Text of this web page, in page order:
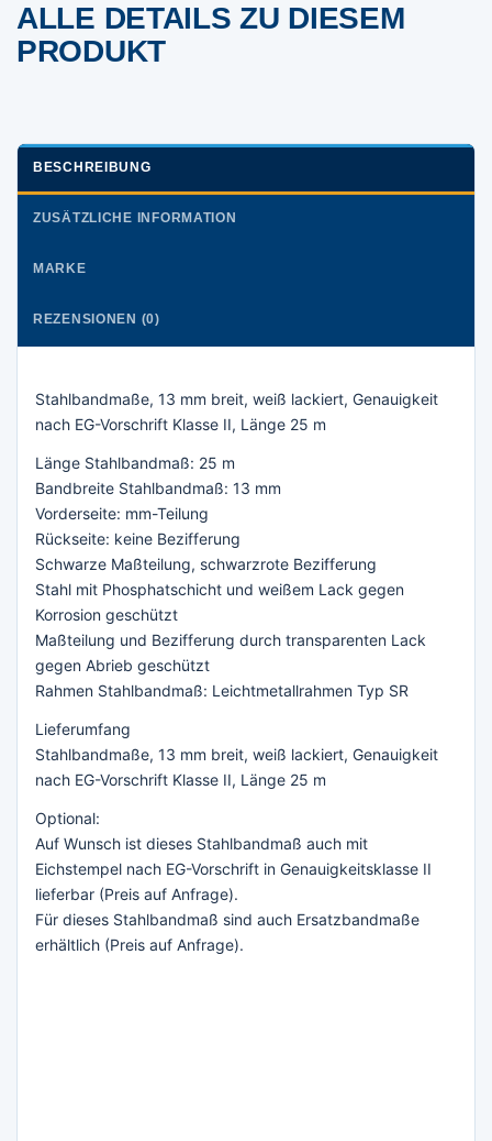
ALLE DETAILS ZU DIESEM
PRODUKT
BESCHREIBUNG
ZUSÄTZLICHE INFORMATION
MARKE
REZENSIONEN (0)
Stahlbandmaße, 13 mm breit, weiß lackiert, Genauigkeit
nach EG-Vorschrift Klasse II, Länge 25 m
Länge Stahlbandmaß: 25 m
Bandbreite Stahlbandmaß: 13 mm
Vorderseite: mm-Teilung
Rückseite: keine Bezifferung
Schwarze Maßteilung, schwarzrote Bezifferung
Stahl mit Phosphatschicht und weißem Lack gegen
Korrosion geschützt
Maßteilung und Bezifferung durch transparenten Lack
gegen Abrieb geschützt
Rahmen Stahlbandmaß: Leichtmetallrahmen Typ SR
Lieferumfang
Stahlbandmaße, 13 mm breit, weiß lackiert, Genauigkeit
nach EG-Vorschrift Klasse II, Länge 25 m
Optional:
Auf Wunsch ist dieses Stahlbandmaß auch mit
Eichstempel nach EG-Vorschrift in Genauigkeitsklasse II
lieferbar (Preis auf Anfrage).
Für dieses Stahlbandmaß sind auch Ersatzbandmaße
erhältlich (Preis auf Anfrage).